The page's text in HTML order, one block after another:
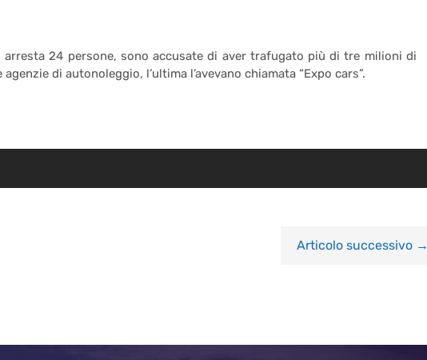
arresta 24 persone, sono accusate di aver trafugato più di tre milioni di
di autonoleggio, l’ultima l’avevano chiamata “Expo cars”.
Articolo successivo→